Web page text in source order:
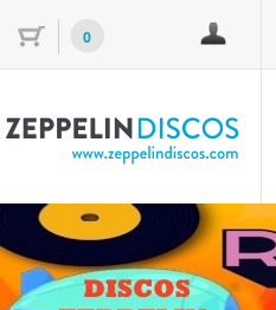
0